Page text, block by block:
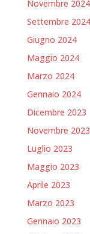
Novembre 2024
Settembre 2024
Giugno 2024
Maggio 2024
Marzo 2024
Gennaio 2024
Dicembre 2023
Novembre 2023
Luglio 2023
Maggio 2023
Aprile 2023
Marzo 2023
Gennaio 2023